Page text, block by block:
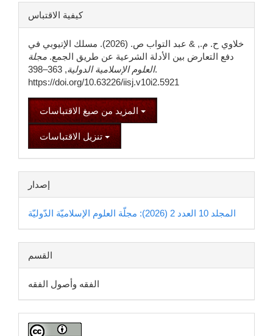
تفاصيل
المقالة
كيفية الاقتباس
خلاوي ح. م., & عبد التواب ص. (2026). مسلك الإتيوبي في
دفع التعارض بين الأدلة الشرعية عن طريق الجمع. مجلة
العلوم الإسلامية الدولية
, 363–398.
https://doi.org/10.63226/iisj.v10i2.5921
المزيد من صيغ الاقتباسات
تنزيل الاقتباسات
إصدار
المجلد 10 العدد 2 (2026): مجلّة العلوم الإسلاميّة الدّوليّة
القسم
الفقه وأصول الفقه